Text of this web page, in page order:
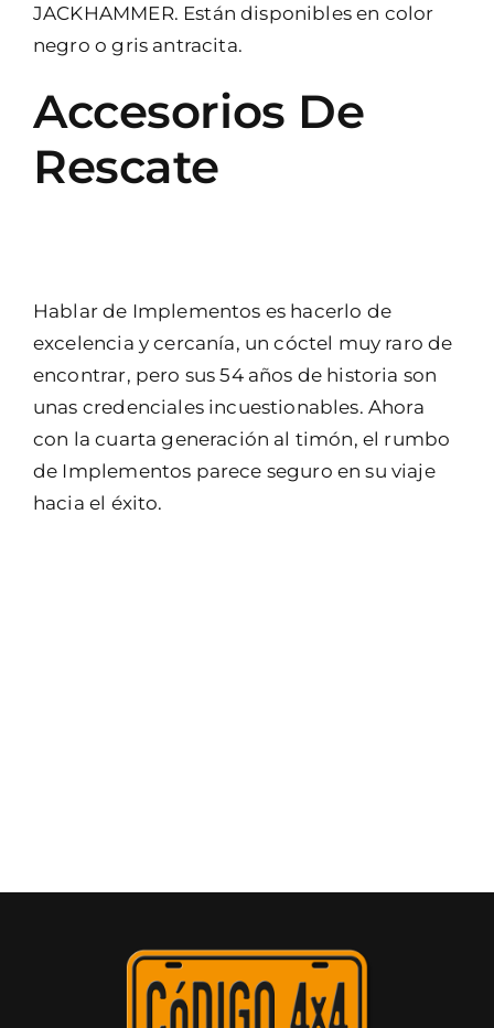
JACKHAMMER. Están disponibles en color
negro o gris antracita.
Accesorios De
Rescate
Hablar de Implementos es hacerlo de
excelencia y cercanía, un cóctel muy raro de
encontrar, pero sus 54 años de historia son
unas credenciales incuestionables. Ahora
con la cuarta generación al timón, el rumbo
de Implementos parece seguro en su viaje
hacia el éxito.